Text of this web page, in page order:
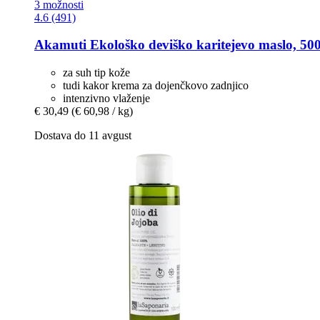
3 možnosti
4.6 (491)
Akamuti Ekološko deviško karitejevo maslo,
za suh tip kože
tudi kakor krema za dojenčkovo zadnjico
intenzivno vlaženje
€ 30,49 (€ 60,98 / kg)
Dostava do 11 avgust